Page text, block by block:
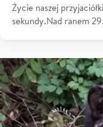
Życie naszej
sekundy.Nad ranem